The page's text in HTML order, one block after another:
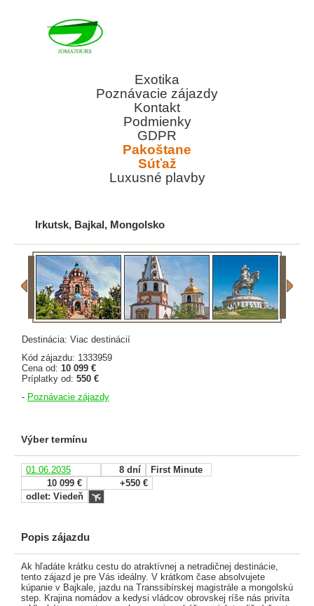
Exotika
Poznávacie zájazdy
Kontakt
Podmienky
GDPR
Pakoštane
Súťaž
Luxusné plavby
Irkutsk, Bajkal, Mongolsko
Destinácia: Viac destinácií
Kód zájazdu: 1333959
Cena od: 10 099 €
Príplatky od: 550 €
- Poznávacie zájazdy
Výber termínu
01.06.2035 8 dní
First Minute
10 099 €
+550 €
odlet: Viedeň
Popis zájazdu
Ak hľadáte krátku cestu do atraktívnej a netradičnej destinácie,
tento zájazd je pre Vás ideálny. V krátkom čase absolvujete
kúpanie v Bajkale, jazdu na Transsibírskej magistrále a mongolskú
step. Krajina nomádov a kedysi vládcov obrovskej ríše nás privíta